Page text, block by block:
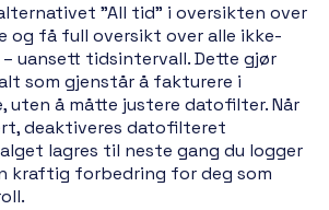
"All tid" i oversikten over
og få full oversikt over alle ikke-
uansett tidsintervall. Dette gjør
som gjenstår å fakturere i
uten å måtte justere datofilter. Når
deaktiveres datofilteret
lagres til neste gang du logger
kraftig forbedring for deg som